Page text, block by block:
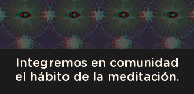
Integremos en comunidad
el hábito de la meditación.